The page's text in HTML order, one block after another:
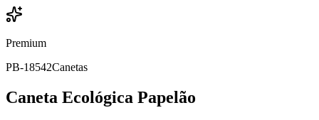
Premium
PB-18542Canetas
Caneta Ecológica Papelão